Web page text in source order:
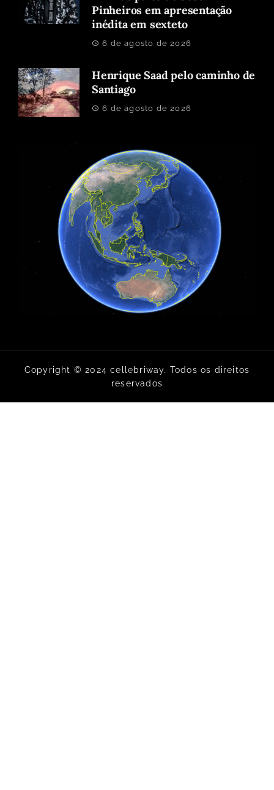
Pinheiros em apresentação
inédita em sexteto
6 de agosto de 2026
Henrique Saad pelo caminho de
Santiago
6 de agosto de 2026
Copyright © 2024 cellebriway. Todos os direitos
reservados